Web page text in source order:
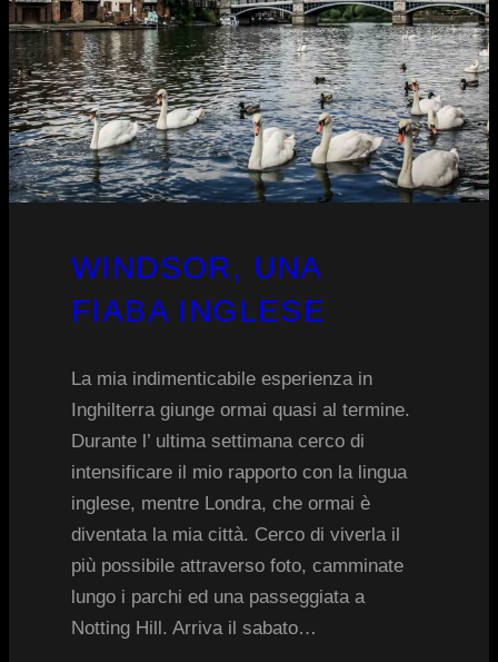
WINDSOR, UNA
FIABA INGLESE
La mia indimenticabile esperienza in
Inghilterra giunge ormai quasi al termine.
Durante l’ ultima settimana cerco di
intensificare il mio rapporto con la lingua
inglese, mentre Londra, che ormai è
diventata la mia città. Cerco di viverla il
più possibile attraverso foto, camminate
lungo i parchi ed una passeggiata a
Notting Hill. Arriva il sabato…